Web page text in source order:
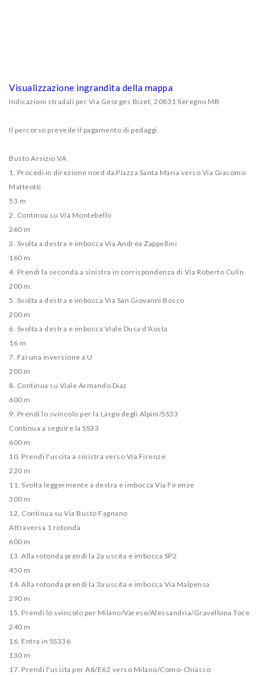
Visualizzazione ingrandita della mappa
Indicazioni stradali per Via Georges Bizet, 20831 Seregno MB
Il percorso prevede il pagamento di pedaggi.
Busto Arsizio VA
1. Procedi in direzione nord da Piazza Santa Maria verso Via Giacomo
Matteotti
53 m
2. Continua su Via Montebello
260 m
3. Svolta a destra e imbocca Via Andrea Zappellini
160 m
4. Prendi la seconda a sinistra in corrispondenza di Via Roberto Culin
200 m
5. Svolta a destra e imbocca Via San Giovanni Bosco
200 m
6. Svolta a destra e imbocca Viale Duca d'Aosta
16 m
7. Fai una inversione a U
200 m
8. Continua su Viale Armando Diaz
600 m
9. Prendi lo svincolo per la Largo degli Alpini/​SS33
Continua a seguire la SS33
600 m
10. Prendi l'uscita a sinistra verso Via Firenze
220 m
11. Svolta leggermente a destra e imbocca Via Firenze
300 m
12. Continua su Via Busto Fagnano
Attraversa 1 rotonda
600 m
13. Alla rotonda prendi la 2a uscita e imbocca SP2
450 m
14. Alla rotonda prendi la 3a uscita e imbocca Via Malpensa
290 m
15. Prendi lo svincolo per Milano/​Varese/​Alessandria/​Gravellona Toce
240 m
16. Entra in SS336
130 m
17. Prendi l'uscita per A8/​E62 verso Milano/​Como-Chiasso